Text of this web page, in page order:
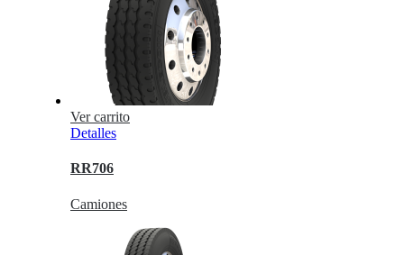
Ver carrito
Detalles
RR706
Camiones